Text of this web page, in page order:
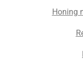
Honing